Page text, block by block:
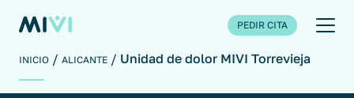
PEDIR CITA
INICIO ALICANTE Unidad de dolor MIVI Torrevieja